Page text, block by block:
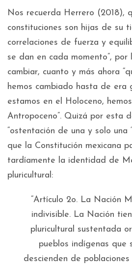
Nos recuerda Herrero (2018),
constituciones son hijas de su
correlaciones de fuerza y
se dan en cada momento”, por
cambiar, cuanto y más ahora
hemos cambiado hasta de era
estamos en el Holoceno,
Antropoceno”. Quizá por esta
“ostentación de una y solo una
que la Constitución mexicana
tardíamente la identidad de
pluricultural:
“Artículo 2o. La Nación
indivisible. La Nación
pluricultural sustentada
pueblos indígenas que
descienden de